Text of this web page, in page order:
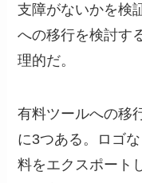
支障がないかを検
への移行を検討す
理的だ。
有料ツールへの移
に3つある。ロゴ
料をエクスポート